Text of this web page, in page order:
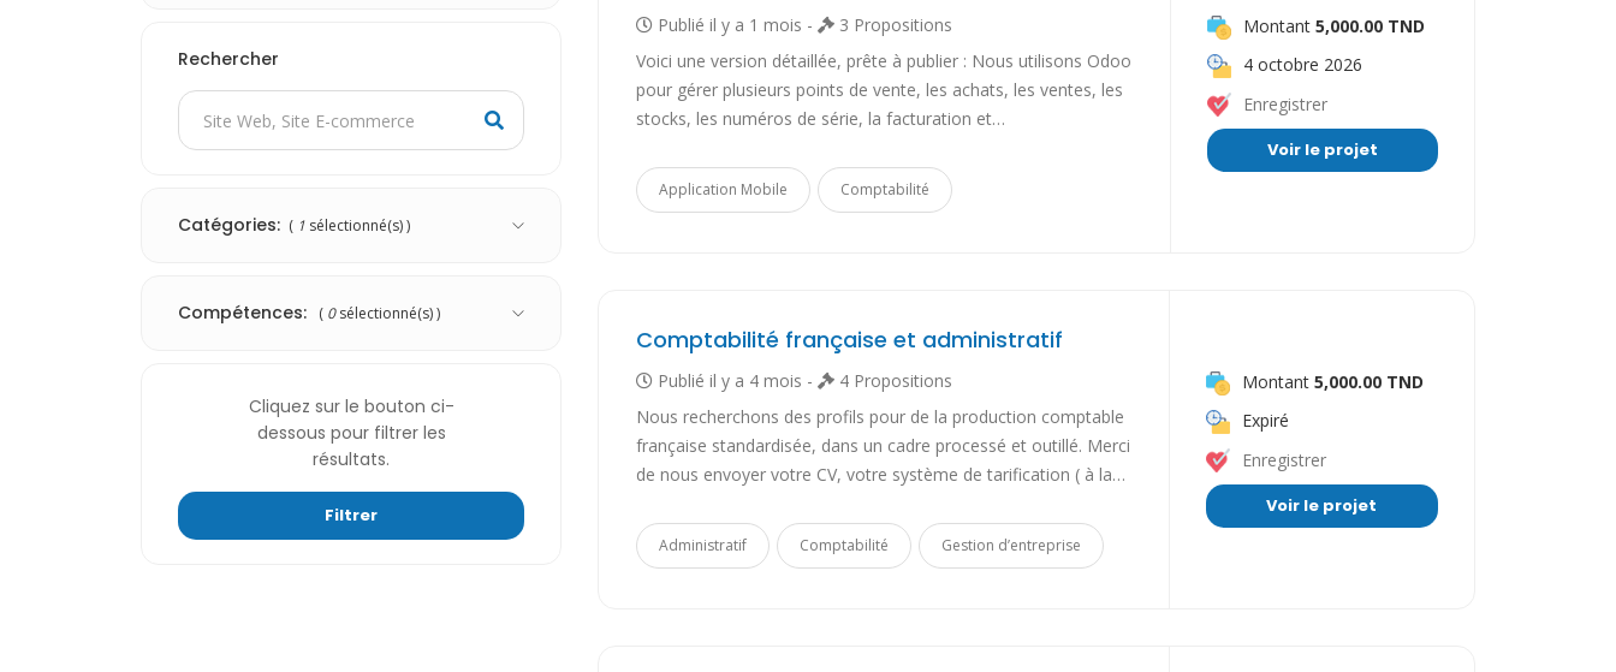
Rechercher
Catégories: ( 1 sélectionné(s) )
Compétences: ( 0sélectionné(s) )
Cliquez sur le bouton ci-
dessous pour filtrer les
résultats.
Publié il y a 1 mois -
3 Propositions
Voici une version détaillée, prête à publier : Nous utilisons Odoo
pour gérer plusieurs points de vente, les achats, les ventes, les
stocks, les numéros de série, la facturation et…
Application Mobile Comptabilité
Montant 5,000.00 TND
4 octobre 2026
Enregistrer
Voir le projet
Comptabilité française et administratif
Publié il y a 4 mois -
4 Propositions
Nous recherchons des profils pour de la production comptable
française standardisée, dans un cadre processé et outillé. Merci
de nous envoyer votre CV, votre système de tarification ( à la…
Administratif Comptabilité Gestion d’entreprise
Montant 5,000.00 TND
Expiré
Enregistrer
Voir le projet